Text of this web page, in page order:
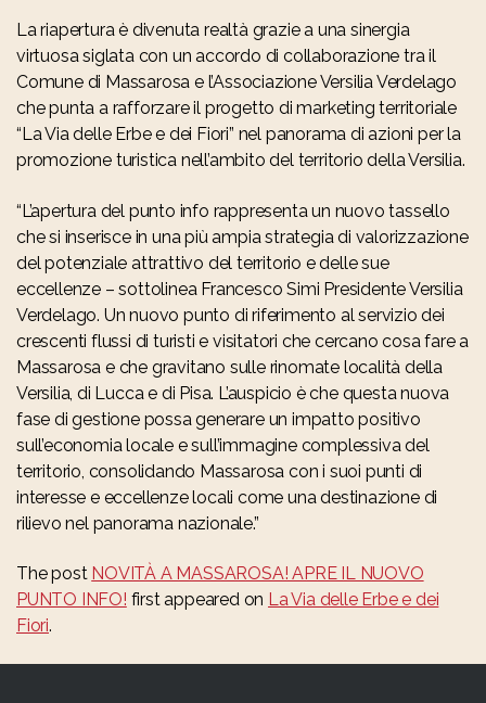
La riapertura è divenuta realtà grazie a una sinergia
virtuosa siglata con un accordo di collaborazione tra il
Comune di Massarosa e l’Associazione Versilia Verdelago
che punta a rafforzare il progetto di marketing territoriale
“La Via delle Erbe e dei Fiori” nel panorama di azioni per la
promozione turistica nell’ambito del territorio della Versilia.
“L’apertura del punto info rappresenta un nuovo tassello
che si inserisce in una più ampia strategia di valorizzazione
del potenziale attrattivo del territorio e delle sue
eccellenze – sottolinea Francesco Simi Presidente Versilia
Verdelago. Un nuovo punto di riferimento al servizio dei
crescenti flussi di turisti e visitatori che cercano cosa fare a
Massarosa e che gravitano sulle rinomate località della
Versilia, di Lucca e di Pisa. L’auspicio è che questa nuova
fase di gestione possa generare un impatto positivo
sull’economia locale e sull’immagine complessiva del
territorio, consolidando Massarosa con i suoi punti di
interesse e eccellenze locali come una destinazione di
rilievo nel panorama nazionale.”
The post NOVITÀ A MASSAROSA! APRE IL NUOVO
PUNTO INFO! first appeared on La Via delle Erbe e dei
Fiori.